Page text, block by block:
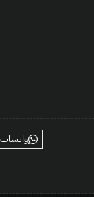
واتساب